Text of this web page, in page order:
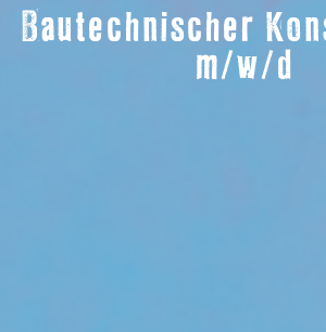
Bautechnischer
m/w/d